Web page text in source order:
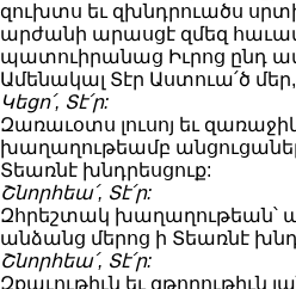
զուխտս եւ զխնդրուածս
արժանի արասցէ զմեզ
պատուիրանաց Իւրոց ընդ
Ամենակալ Տէր Աստուա՛ծ մեր,
Կեցո՛, Տէ՛ր:
Զառաւօտս լուսոյ եւ
խաղաղութեամբ
Տեառնէ խնդրեսցուք:
Շնորհեա՛, Տէ՛ր:
Զհրեշտակ
անձանց մերոց ի Տեառնէ
Շնորհեա՛, Տէ՛ր:
Զքաւութիւն եւ զթողութիւն